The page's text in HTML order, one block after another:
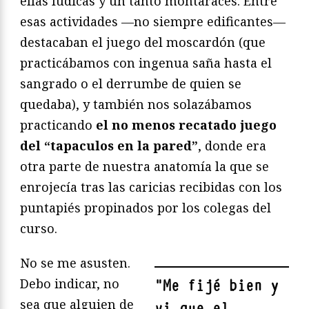
esas actividades —no siempre edificantes—
destacaban el juego del moscardón (que
practicábamos con ingenua saña hasta el
sangrado o el derrumbe de quien se
quedaba), y también nos solazábamos
practicando el no menos recatado juego
del “tapaculos en la pared”, donde era
otra parte de nuestra anatomía la que se
enrojecía tras las caricias recibidas con los
puntapiés propinados por los colegas del
curso.
"Me fijé bien y
No se me asusten.
Debo indicar, no
sea que alguien de